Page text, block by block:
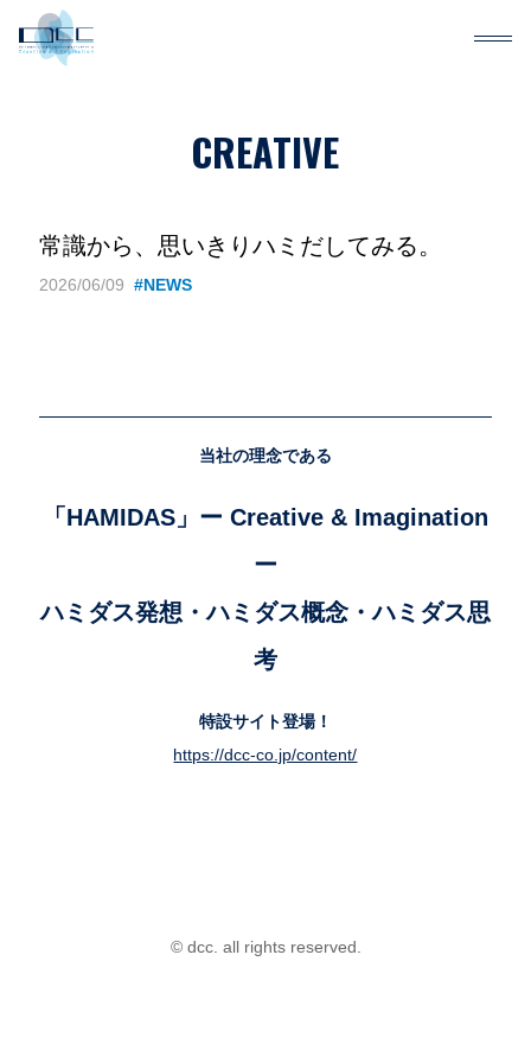
CREATIVE
常識から、思いきりハミだしてみる。
2026/06/09 #NEWS
当社の理念である
「HAMIDAS」ー Creative & Imagination
ー
ハミダス発想・ハミダス概念・ハミダス思
考
特設サイト登場！
https://dcc-co.jp/content/
© dcc. all rights reserved.